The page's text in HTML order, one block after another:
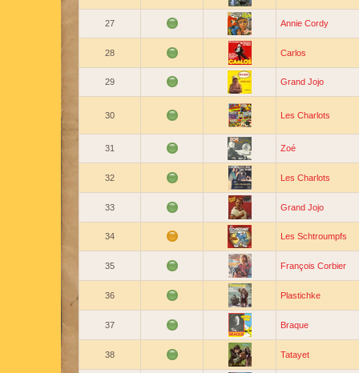
27 Annie Cordy
28 Carlos
29 Grand Jojo
30 Les Charlots
31 Zoé
32 Les Charlots
33 Grand Jojo
34 Les Schtroumpfs
35 François Corbier
36 Plastichke
37 Braque
38 Tatayet